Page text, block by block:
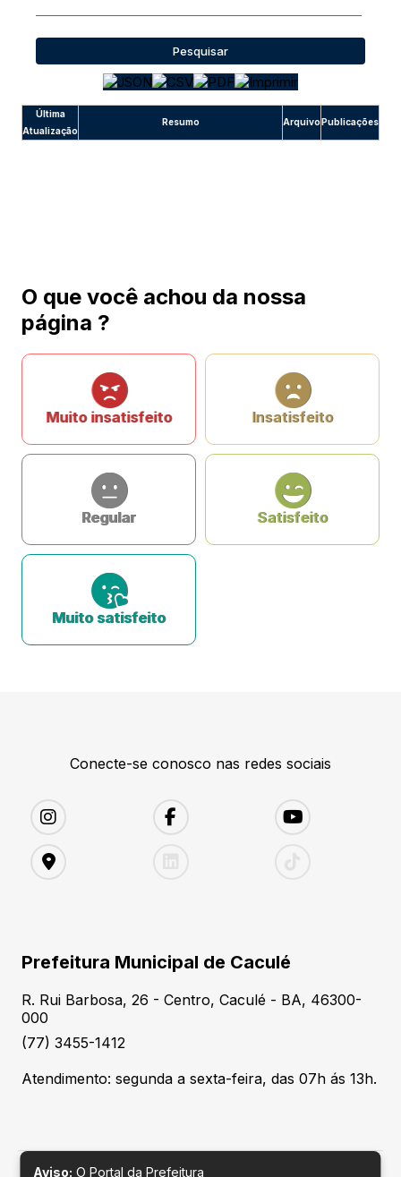
Pesquisar
Última
Atualização
Resumo ArquivoPublicações
O que você achou da nossa
página ?
Muito insatisfeito Insatisfeito
Regular Satisfeito
Muito satisfeito
Conecte-se conosco nas redes sociais
Prefeitura Municipal de Caculé
R. Rui Barbosa, 26 - Centro, Caculé - BA, 46300-
000
(77) 3455-1412
Atendimento: segunda a sexta-feira, das 07h ás 13h.
Aviso: O Portal da Prefeitura